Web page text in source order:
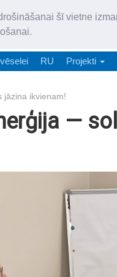
šī vietne
„Latgales
RU Projekti
jāzina ikvienam!
—